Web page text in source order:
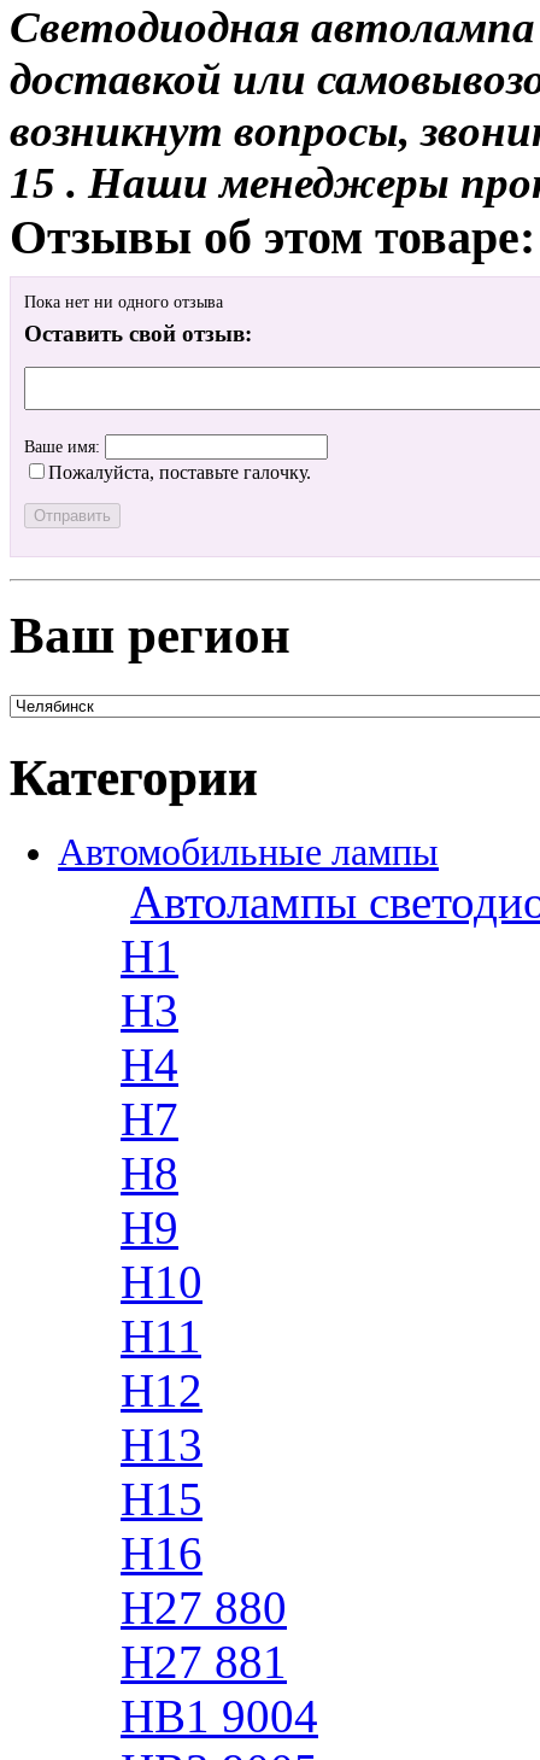
Светодиодная
доставкой или
возникнут вопросы,
15 . Наши менеджеры
Отзывы об этом товаре:
Пока нет ни одного отзыва
Оставить свой отзыв:
Ваше имя:
Пожалуйста, поставьте галочку.
Ваш регион
Категории
Автомобильные лампы
Автолампы
H1
H3
H4
H7
H8
H9
H10
H11
H12
H13
H15
H16
H27 880
H27 881
HB1 9004